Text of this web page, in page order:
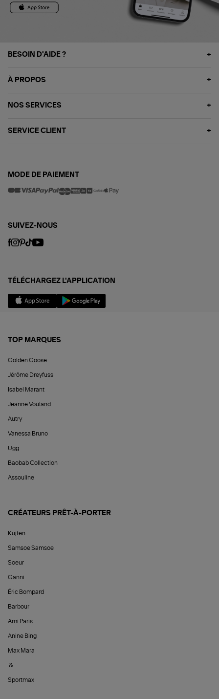
BESOIN D'AIDE ?
À PROPOS
NOS SERVICES
SERVICE CLIENT
MODE DE PAIEMENT
SUIVEZ-NOUS
TÉLÉCHARGEZ L'APPLICATION
TOP MARQUES
Golden Goose
Jérôme Dreyfuss
Isabel Marant
Jeanne Vouland
Autry
Vanessa Bruno
Ugg
Baobab Collection
Assouline
CRÉATEURS PRÊT-À-PORTER
Kujten
Samsoe Samsoe
Soeur
Ganni
Éric Bompard
Barbour
Ami Paris
Anine Bing
Max Mara
&
Sportmax